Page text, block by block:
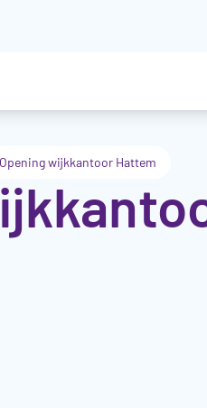
Opening wijkkantoor Hattem